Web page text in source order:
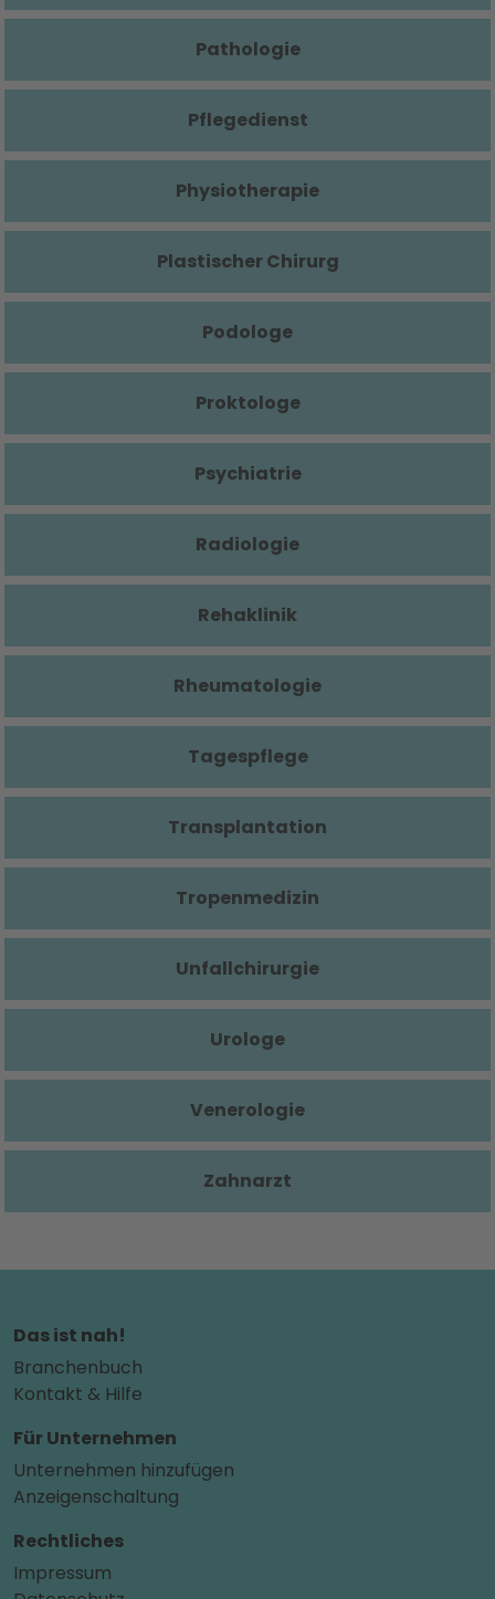
Pathologie
Pflegedienst
Physiotherapie
Plastischer Chirurg
Podologe
Proktologe
Psychiatrie
Radiologie
Rehaklinik
Rheumatologie
Tagespflege
Transplantation
Tropenmedizin
Unfallchirurgie
Urologe
Venerologie
Zahnarzt
Das ist nah!
Branchenbuch
Kontakt & Hilfe
Für Unternehmen
Unternehmen hinzufügen
Anzeigenschaltung
Rechtliches
Impressum